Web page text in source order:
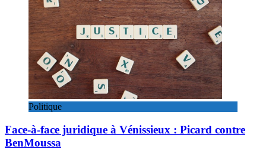
Politique
Face-à-face juridique à Vénissieux : Picard contre
BenMoussa